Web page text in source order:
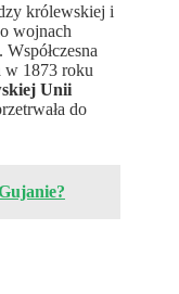
królewskiej i
wojnach
w 1873 roku
Unii
do